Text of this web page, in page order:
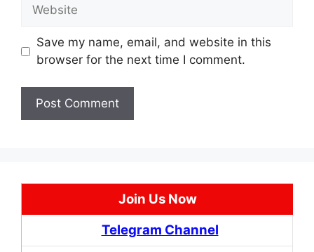
Save my name, email, and website in this
browser for the next time I comment.
Join Us Now
Telegram Channel